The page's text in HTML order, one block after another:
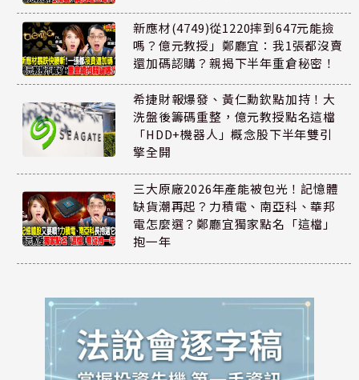
新應材(4749)從1220摔到647元能撿
嗎？億元教授」鄭廳宜：我1張都沒賣
還加碼認購？親揭下半年重倉秘密！
希捷財報爆發、黃仁勳欽點加持！大
洗盤後籌碼重整，億元教授點名這檔
「HDD+機器人」概念股下半年雙引
擎全開
三大原廠2026年產能被包光！記憶體
缺貨潮再起？力積電、南亞科、華邦
電怎麼選？鄭廳宜獨家點名「這檔」
抱一年